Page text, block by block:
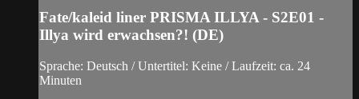
Fate/kaleid liner PRISMA ILLYA - S2E01 -
Illya wird erwachsen?! (DE)
Sprache: Deutsch / Untertitel: Keine / Laufzeit: ca. 24
Minuten